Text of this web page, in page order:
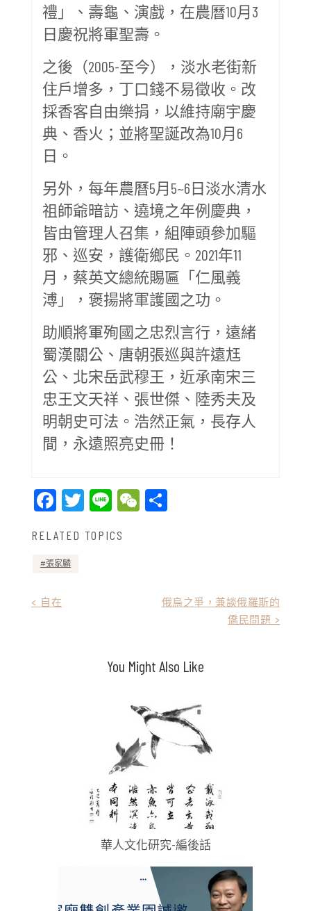
禮」、壽龜、演戲，在農曆10月3
日慶祝將軍聖壽。
之後（2005-至今），淡水老街新
住戶增多，丁口錢不易徵收。改
採香客自由樂捐，以維持廟宇慶
典、香火；並將聖誕改為10月6
日。
另外，每年農曆5月5~6日淡水清水
祖師爺暗訪、遶境之年例慶典，
皆由管理人召集，組陣頭參加驅
邪、巡安，護衛鄉民。2021年11
月，蔡英文總統賜匾「仁風義
溥」，褒揚將軍護國之功。
助順將軍殉國之忠烈言行，遠緒
蜀漢關公、唐朝張巡與許遠尪
公、北宋岳武穆王，近承南宋三
忠王文天祥、張世傑、陸秀夫及
明朝史可法。浩然正氣，長存人
間，永遠照亮史冊！
Facebook
Twitter
LineWeChat
RELATED TOPICS
張家麟
< 自在
俄烏之爭，兼談俄羅斯的
僑民問題 >
You Might Also Like
華人文化研究-編後話